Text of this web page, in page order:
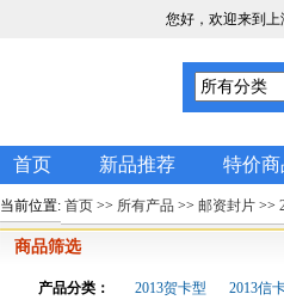
您好，欢迎来到
首页 新品推荐 特价商
当前位置: 首页 >> 所有产品 >> 邮资封片 >>
商品筛选
产品分类： 2013贺卡型 2013信